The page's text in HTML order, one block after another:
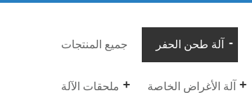
جميع المنتجات آلة طحن الحفر
ملحقات الآلة آلة الأغراض الخاصة